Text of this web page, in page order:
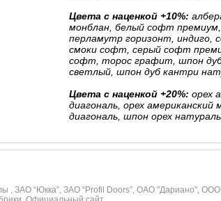
Цвета с наценкой +10%:
монблан, белый софт
перламутр горизонт, индиго,
смоки софт, серый софт
софт, торос графит, шпон
светлый, шпон дуб кантри
Цвета с наценкой +20%: орех
диагональ, орех американский
диагональ, шпон орех
, ЗАО “Юкка”, ЗАО “Profil Doors”, ОАО "Дариано",